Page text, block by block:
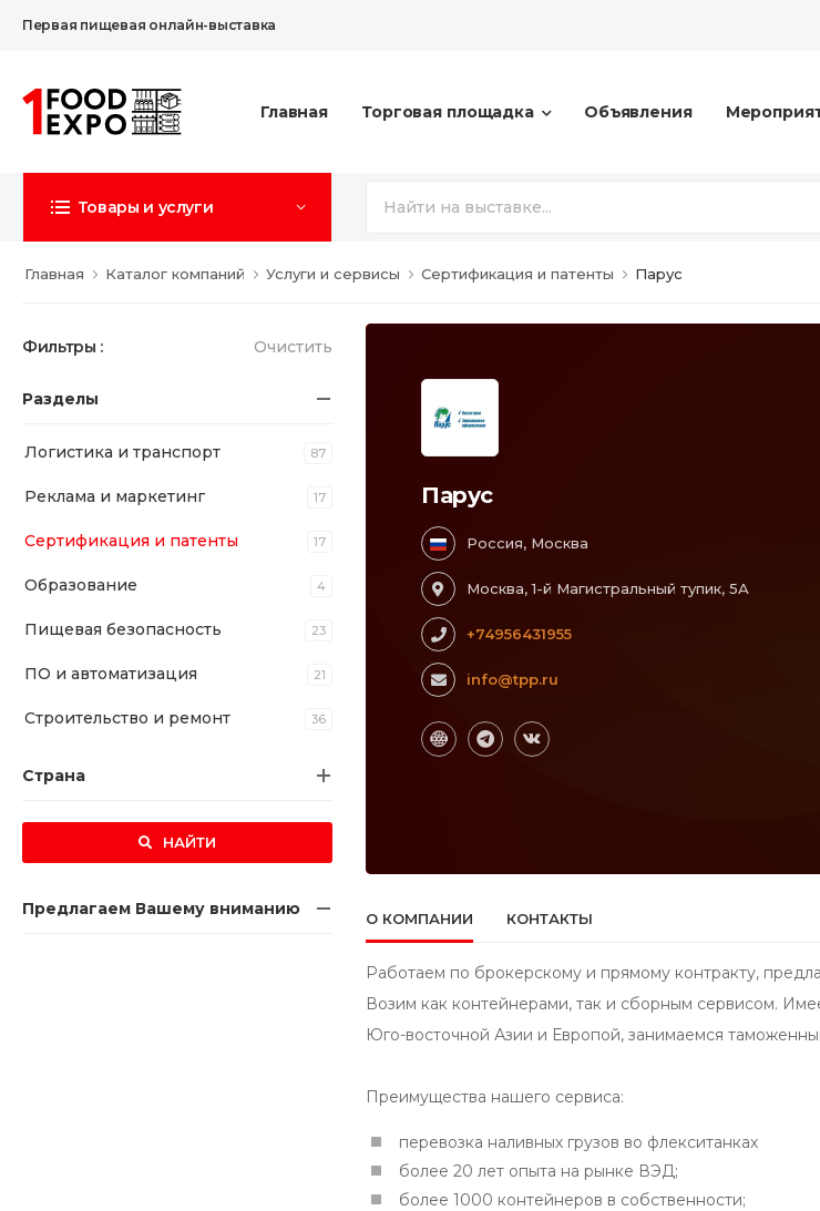
Первая пищевая онлайн-выставка
Главная Торговая площадка Объявления
Товары и услуги
Главная Каталог компаний Услуги и сервисы Сертификация и патенты Парус
Фильтры : Очистить
Разделы
Логистика и транспорт 87
Реклама и маркетинг 17
Сертификация и патенты 17
Образование 4
Пищевая безопасность 23
ПО и автоматизация 21
Строительство и ремонт 36
Страна
НАЙТИ
Предлагаем Вашему вниманию
Парус
Россия, Москва
Москва, 1-й Магистральный тупик, 5А
+74956431955
info@tpp.ru
О КОМПАНИИ КОНТАКТЫ
Работаем по брокерскому и прямому контракту,
Возим как контейнерами, так и сборным сервисом.
Юго-восточной Азии и Европой, занимаемся
Преимущества нашего сервиса:
перевозка наливных грузов во флекситанках
более 20 лет опыта на рынке ВЭД;
более 1000 контейнеров в собственности;